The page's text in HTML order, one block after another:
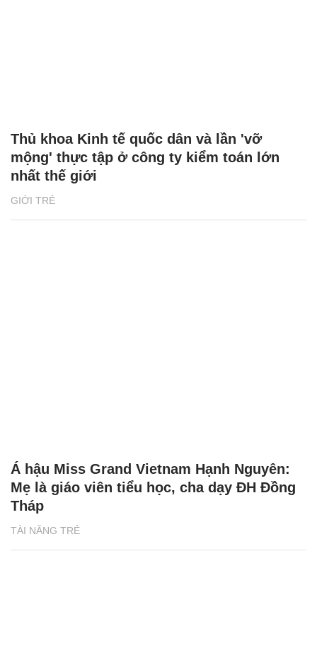
GIỚI TRẺ
Thủ khoa Kinh tế quốc dân và lần 'vỡ
mộng' thực tập ở công ty kiểm toán lớn
nhất thế giới
TÀI NĂNG TRẺ
Á hậu Miss Grand Vietnam Hạnh Nguyên:
Mẹ là giáo viên tiểu học, cha dạy ĐH Đồng
Tháp